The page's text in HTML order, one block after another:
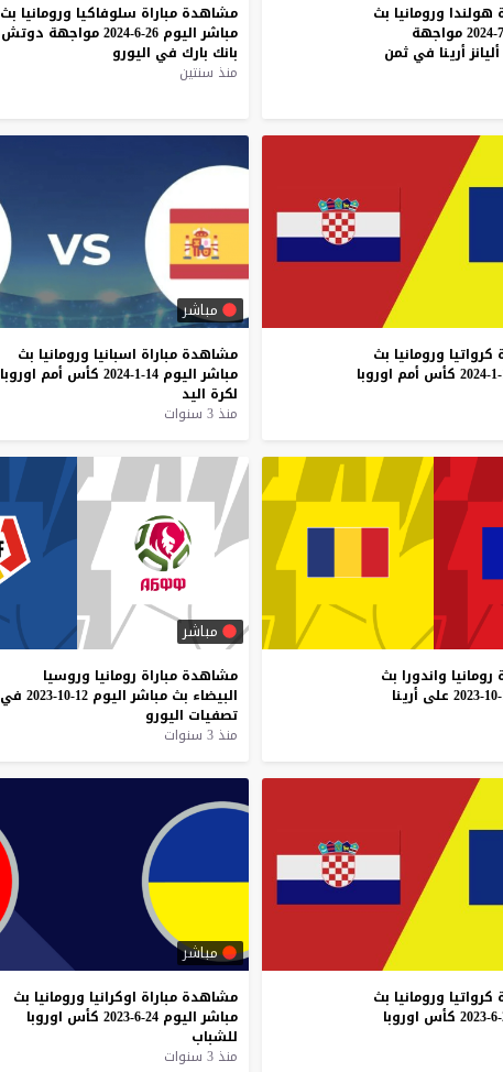
ورومانيا بث
مباشر اليوم 2-7-2024 مواجهة
أرينا في ثمن
مشاهدة مباراة سلوفاكيا ورومانيا بث
مباشر اليوم 26-6-2024 مواجهة دوتش
بانك بارك في اليورو
منذ سنتين
كرواتيا ورومانيا بث
كأس أمم اوروبا
مباشر
مشاهدة مباراة اسبانيا ورومانيا بث
مباشر اليوم 14-1-2024 كأس أمم اوروبا
لكرة اليد
منذ 3 سنوات
رومانيا واندورا بث
على أرينا
مباشر
مشاهدة مباراة رومانيا وروسيا
البيضاء بث مباشر اليوم 12-10-2023
في
تصفيات اليورو
منذ 3 سنوات
كرواتيا ورومانيا بث
كأس اوروبا
مباشر
مشاهدة مباراة اوكرانيا ورومانيا بث
مباشر اليوم 24-6-2023 كأس اوروبا
للشباب
منذ 3 سنوات